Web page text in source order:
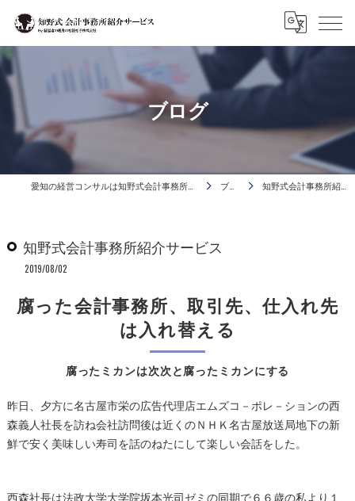
ブログ
愛知の経営コンサルは知野式会計事務所活用コンサルタント ブログ 知野式会計事務所紹介サービス
知野式会計事務所紹介サービス
2019/08/02
腐ったミカンは次次と腐ったミカンにする
腐った会計事務所、取引先、仕入れ先
は入れ替える
昨日、夕方に名古屋市栄の広告代理店エムズコ－ポレ－ションの西
森義人社長を訪ね会社訪問後は近くのＮＨＫ名古屋放送局地下の新
鮮で安く美味しい寿司を話のねたにして楽しい会話をした。
西森社長は法政大学大学院坂本光司ゼミの同期で６６歳の私より１